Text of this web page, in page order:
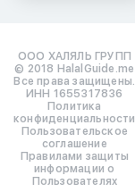
ООО ХАЛЯЛЬ ГРУПП
© 2018 HalalGuide.me
Все права защищены.
ИНН 1655317836
Политика
конфиденциальности
Пользовательское
соглашение
Правилами защиты
информации о
Пользователях